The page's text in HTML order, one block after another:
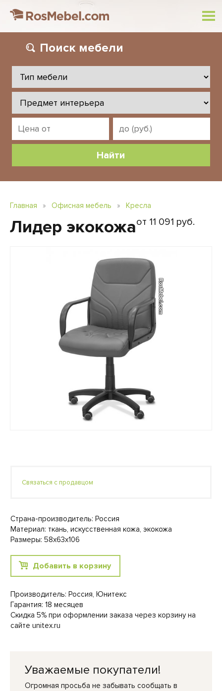
Поиск мебели
Главная » Офисная мебель » Кресла
Лидер экокожаот 11 091 руб.
Связаться с продавцом
Страна-производитель: Россия
Материал: ткань, искусственная кожа, экокожа
Размеры: 58x63x106
Добавить в корзину
Производитель: Россия, Юнитекс
Гарантия: 18 месяцев
Скидка 5% при оформлении заказа через корзину на
сайте unitex.ru
Уважаемые покупатели!
Огромная просьба не забывать сообщать в